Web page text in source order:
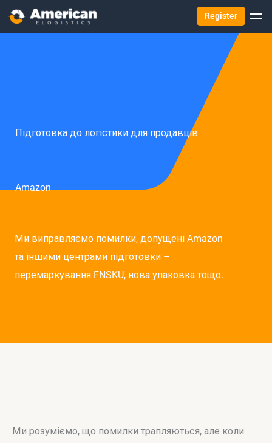
Register
Підготовка до логістики для продавців
Amazon
Ми виправляємо помилки, допущені Amazon
та іншими центрами підготовки –
перемаркування FNSKU, нова упаковка тощо.
Ми розуміємо, що помилки трапляються, але коли